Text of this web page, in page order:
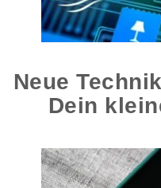
Neue
Dein